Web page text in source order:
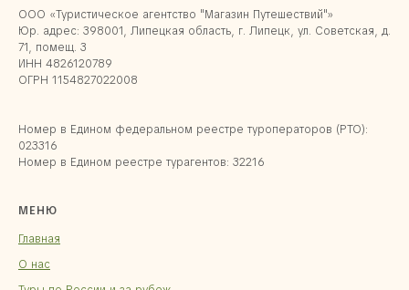
ООО «Туристическое агентство "Магазин Путешествий"»
Юр. адрес: 398001, Липецкая область, г. Липецк, ул. Советская, д.
71, помещ. 3
ИНН 4826120789
ОГРН 1154827022008
Номер в Едином федеральном реестре туроператоров (РТО):
023316
Номер в Едином реестре турагентов: 32216
МЕНЮ
Главная
О нас